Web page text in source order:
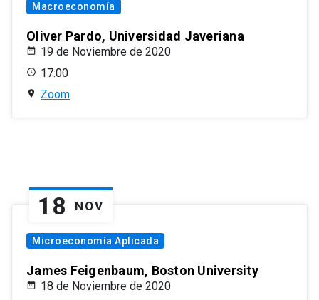
Macroeconomía
Oliver Pardo, Universidad Javeriana
19 de Noviembre de 2020
17:00
Zoom
18 NOV
Microeconomía Aplicada
James Feigenbaum, Boston University
18 de Noviembre de 2020